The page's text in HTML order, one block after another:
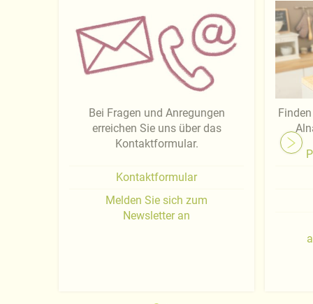
Bei Fragen und Anregungen
erreichen Sie uns über das
Kontaktformular.
Kontaktformular
Melden Sie sich zum
Newsletter an